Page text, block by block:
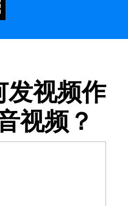
视频作
视频？